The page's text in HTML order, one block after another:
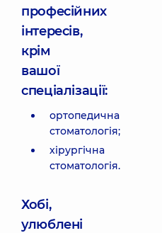
професійних
інтересів,
крім
вашої
спеціалізації:
ортопедична
стоматологія;
хірургічна
стоматологія.
Хобі,
улюблені